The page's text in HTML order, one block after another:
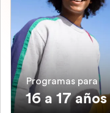
Programas para
16 a 17 años